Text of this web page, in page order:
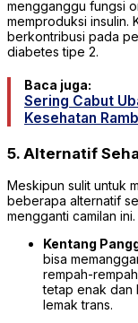
mengganggu fungsi
memproduksi insulin.
berkontribusi pada
diabetes tipe 2.
Baca juga:
Sering Cabut
Kesehatan
5. Alternatif
Meskipun sulit untuk
beberapa alternatif
mengganti camilan
Kentang
bisa
rempah-
tetap enak dan
lemak trans.